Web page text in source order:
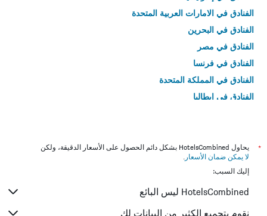
الفنادق في الامارات العربية المتحدة
الفنادق في البحرين
الفنادق في مصر
الفنادق في فرنسا
الفنادق في المملكة المتحدة
الفنادق في إيطاليا
*
يحاول HotelsCombined بشكل دائم الحصول على الأسعار الدقيقة، ولكن
لا يمكن ضمان الأسعار .
إليك السبب:
HotelsCombined ليس البائع
نقوم بتجميع الكثير من البيانات لك